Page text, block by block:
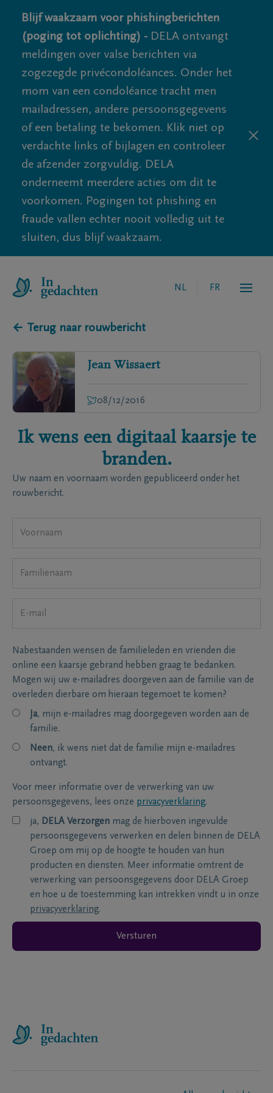
Blijf waakzaam voor phishingberichten
(poging tot oplichting) - DELA ontvangt
meldingen over valse berichten via
zogezegde privécondoléances. Onder het
mom van een condoléance tracht men
mailadressen, andere persoonsgegevens
of een betaling te bekomen. Klik niet op
verdachte links of bijlagen en controleer
de afzender zorgvuldig. DELA
onderneemt meerdere acties om dit te
voorkomen. Pogingen tot phishing en
fraude vallen echter nooit volledig uit te
sluiten, dus blijf waakzaam.
NL FR
← Terug naar rouwbericht
Jean Wissaert
08/12/2016
Ik wens een digitaal kaarsje te
branden.
Uw naam en voornaam worden gepubliceerd onder het
rouwbericht.
Nabestaanden wensen de familieleden en vrienden die
online een kaarsje gebrand hebben graag te bedanken.
Mogen wij uw e-mailadres doorgeven aan de familie van de
overleden dierbare om hieraan tegemoet te komen?
Ja, mijn e-mailadres mag doorgegeven worden aan de
familie.
Neen, ik wens niet dat de familie mijn e-mailadres
ontvangt.
Voor meer informatie over de verwerking van uw
persoonsgegevens, lees onze privacyverklaring.
ja, DELA Verzorgen mag de hierboven ingevulde
persoonsgegevens verwerken en delen binnen de DELA
Groep om mij op de hoogte te houden van hun
producten en diensten. Meer informatie omtrent de
verwerking van persoonsgegevens door DELA Groep
en hoe u de toestemming kan intrekken vindt u in onze
privacyverklaring.
Versturen